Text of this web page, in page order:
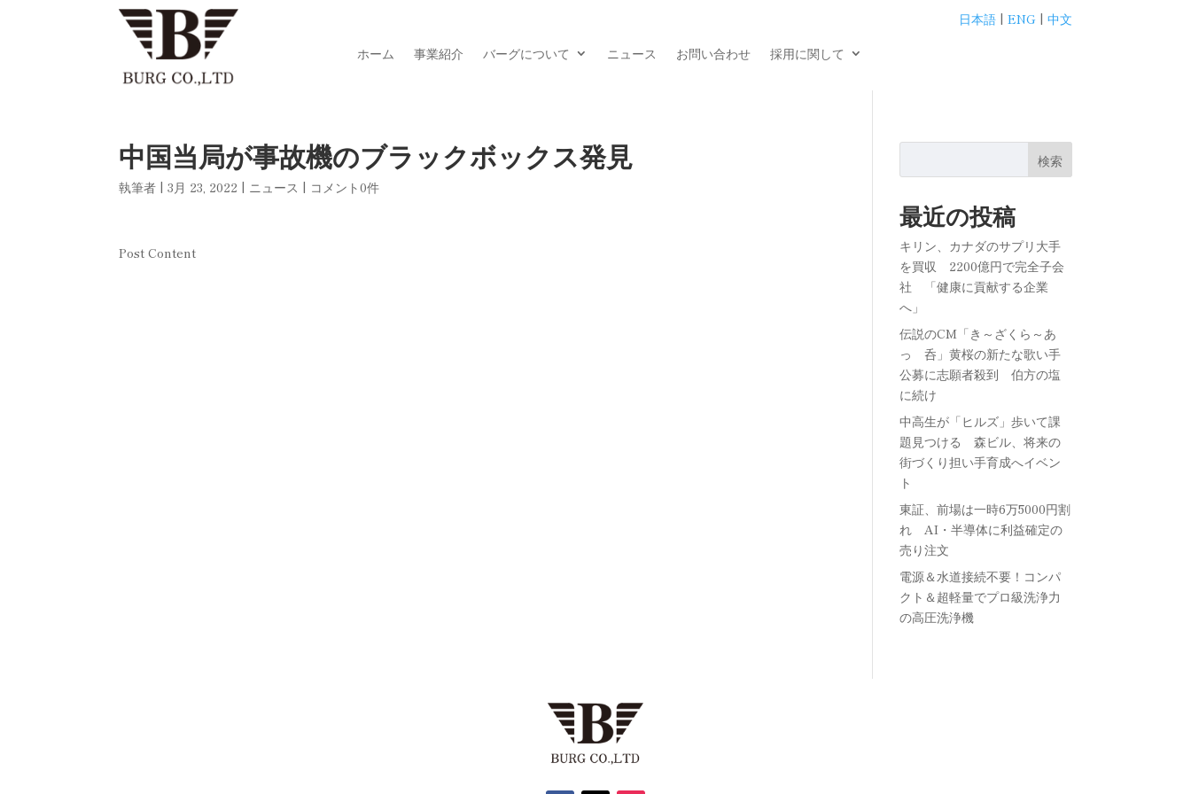
日本語| ENG| 中文
ホーム
事業紹介 バーグについて ニュース お問い合わせ 採用に関して
中国当局が事故機のブラックボックス発見
執筆者 |3月 23, 2022 | ニュース | コメント0件
Post Content
検索
最近の投稿
キリン、カナダのサプリ大手
を買収 2200億円で完全子会
社 「健康に貢献する企業
へ」
伝説のCM「き～ざくら～あ
っ 呑」黄桜の新たな歌い手
公募に志願者殺到 伯方の塩
に続け
中高生が「ヒルズ」歩いて課
題見つける 森ビル、将来の
街づくり担い手育成へイベン
ト
東証、前場は一時6万5000円割
れ AI・半導体に利益確定の
売り注文
電源＆水道接続不要！コンパ
クト＆超軽量でプロ級洗浄力
の高圧洗浄機